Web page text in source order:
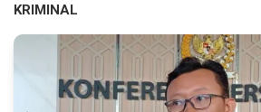
KRIMINAL